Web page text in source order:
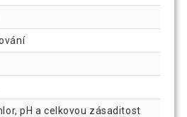
pH a celkovou zásaditost